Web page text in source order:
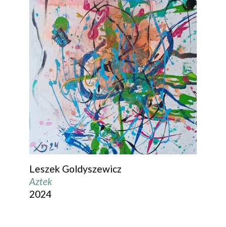
Leszek Goldyszewicz
Aztek
2024